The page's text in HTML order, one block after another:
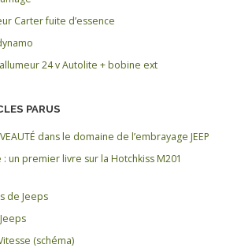
Carter fuite d’essence
24 v Autolite + bobine ext
PARUS
dans le domaine de l’embrayage JEEP
un premier livre sur la Hotchkiss M201
de Jeeps
(schéma)